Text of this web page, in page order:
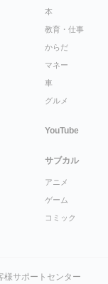
本
教育・仕事
からだ
マネー
車
グルメ
YouTube
サブカル
アニメ
ゲーム
コミック
様サポートセンター